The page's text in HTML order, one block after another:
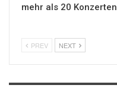
mehr als 20 Konzerten
PREV NEXT